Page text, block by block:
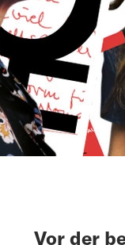
Vor der